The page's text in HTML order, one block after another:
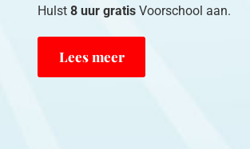
Hulst 8 uur gratis Voorschool aan.
Lees meer